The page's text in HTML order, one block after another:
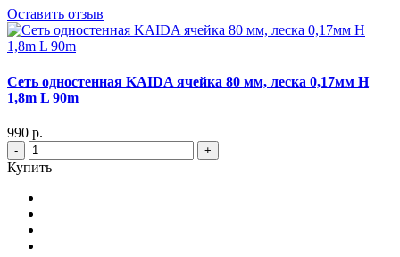
Оставить отзыв
Сеть одностенная KAIDA ячейка 80 мм, леска 0,17мм Н
1,8m L 90m
990 р.
- +
Купить